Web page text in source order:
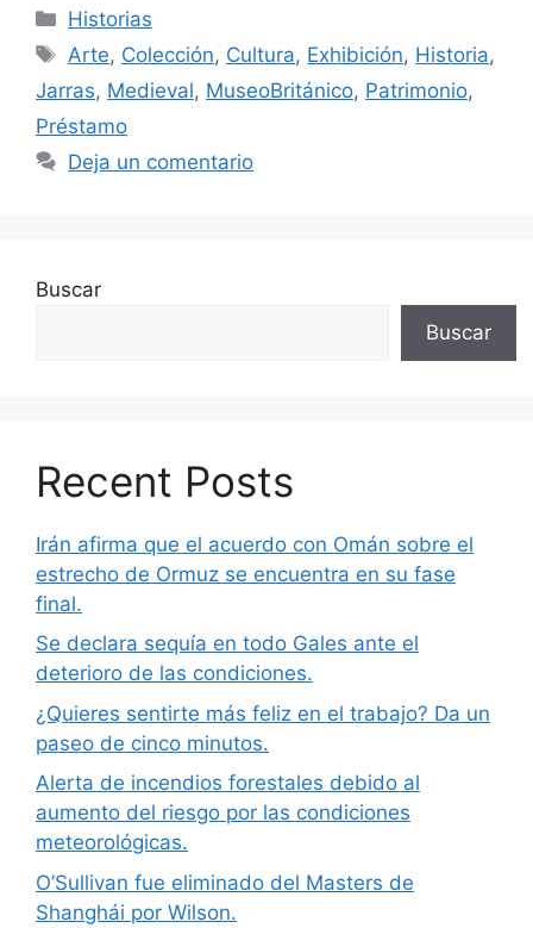
Categorías
Historias
Etiquetas
Arte, Colección, Cultura, Exhibición, Historia,
Jarras, Medieval, MuseoBritánico, Patrimonio,
Préstamo
Deja un comentario
Buscar
Buscar
Recent Posts
Irán afirma que el acuerdo con Omán sobre el
estrecho de Ormuz se encuentra en su fase
final.
Se declara sequía en todo Gales ante el
deterioro de las condiciones.
¿Quieres sentirte más feliz en el trabajo? Da un
paseo de cinco minutos.
Alerta de incendios forestales debido al
aumento del riesgo por las condiciones
meteorológicas.
O’Sullivan fue eliminado del Masters de
Shanghái por Wilson.